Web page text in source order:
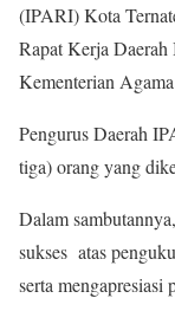
(IPARI) Kota
Rapat Kerja
Kementerian
Pengurus Daerah
tiga) orang yang
Dalam
sukses atas
serta mengapresiasi